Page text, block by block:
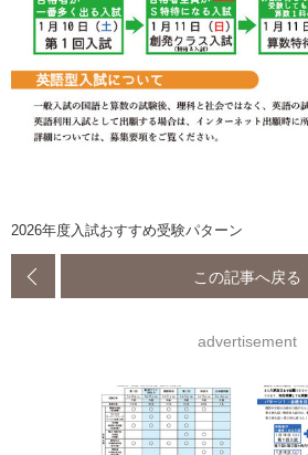
2026年度入試おすすめ受験パターン
この記事へ戻る
advertisement